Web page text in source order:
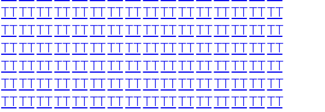
TTTTTTTTTTTTTTTTTTTTTTTTTTTTTTTT
TTTTTTTTTTTTTTTTTTTTTTTTTTTTTTTT
TTTTTTTTTTTTTTTTTTTTTTTTTTTTTTTT
TTTTTTTTTTTTTTTTTTTTTTTTTTTTTTTT
TTTTTTTTTTTTTTTTTTTTTTTTTTTTTTTT
TTTTTTTTTTTTTTTTTTTTTTTTTTTTTTTT